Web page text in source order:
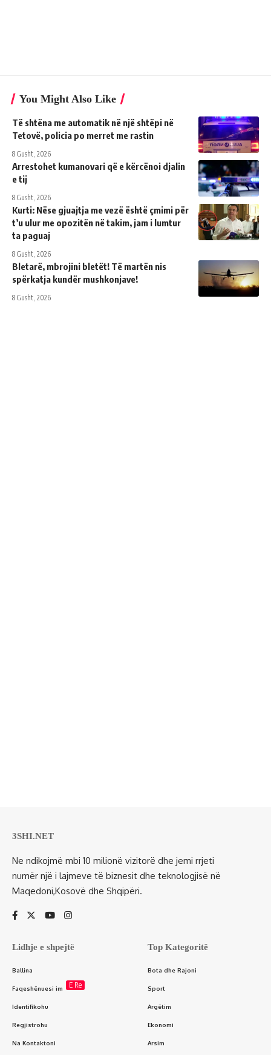
You Might Also Like
Të shtëna me automatik në një shtëpi në
Tetovë, policia po merret me rastin
8 Gusht, 2026
Arrestohet kumanovari që e kërcënoi djalin
e tij
8 Gusht, 2026
Kurti: Nëse gjuajtja me vezë është çmimi për
t’u ulur me opozitën në takim, jam i lumtur
ta paguaj
8 Gusht, 2026
Bletarë, mbrojini bletët! Të martën nis
spërkatja kundër mushkonjave!
8 Gusht, 2026
3SHI.NET
Ne ndikojmë mbi 10 milionë vizitorë dhe jemi rrjeti
numër një i lajmeve të biznesit dhe teknologjisë në
Maqedoni,Kosovë dhe Shqipëri.
Lidhje e shpejtë
Ballina
Faqeshënuesi im E Re
Identifikohu
Regjistrohu
Na Kontaktoni
Top Kategoritë
Bota dhe Rajoni
Sport
Argëtim
Ekonomi
Arsim